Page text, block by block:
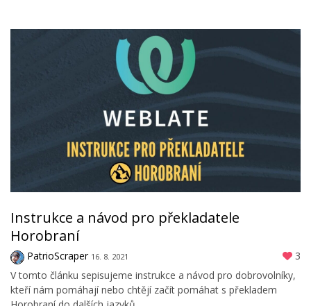
Instrukce a návod pro překladatele
Horobraní
PatrioScraper 16. 8. 2021
3
V tomto článku sepisujeme instrukce a návod pro dobrovolníky,
kteří nám pomáhají nebo chtějí začít pomáhat s překladem